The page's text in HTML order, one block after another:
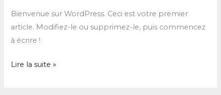
Bienvenue sur WordPress. Ceci est votre premier
article. Modifiez-le ou supprimez-le, puis commencez
à écrire !
monde !
Lire la suite »